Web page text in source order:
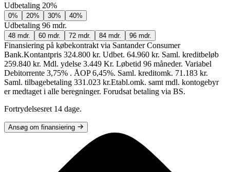
Udbetaling 20%
0% 20% 30% 40%
Udbetaling 96 mdr.
48 mdr. 60 mdr. 72 mdr. 84 mdr. 96 mdr.
Finansiering på købekontrakt via Santander Consumer
Bank.Kontantpris 324.800 kr. Udbet. 64.960 kr. Saml. kreditbeløb
259.840 kr. Mdl. ydelse 3.449 Kr. Løbetid 96 måneder. Variabel
Debitorrente 3,75% . ÅOP 6,45%. Saml. kreditomk. 71.183 kr.
Saml. tilbagebetaling 331.023 kr.Etabl.omk. samt mdl. kontogebyr
er medtaget i alle beregninger. Forudsat betaling via BS.
Fortrydelsesret 14 dage.
Ansøg om finansiering